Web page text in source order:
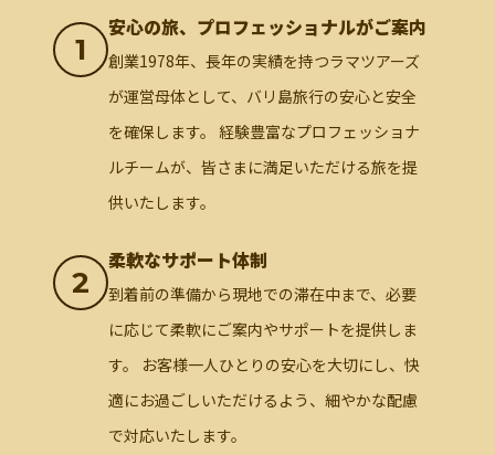
1
安心の旅、プロフェッショナルがご案内
創業1978年、長年の実績を持つラマツアーズ
が運営母体として、バリ島旅行の安心と安全
を確保します。 経験豊富なプロフェッショナ
ルチームが、皆さまに満足いただける旅を提
供いたします。
2
柔軟なサポート体制
到着前の準備から現地での滞在中まで、必要
に応じて柔軟にご案内やサポートを提供しま
す。 お客様一人ひとりの安心を大切にし、快
適にお過ごしいただけるよう、細やかな配慮
で対応いたします。